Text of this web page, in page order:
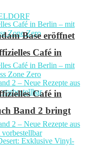
Café in
Band 2 bringt
Base eröffnet
Café in